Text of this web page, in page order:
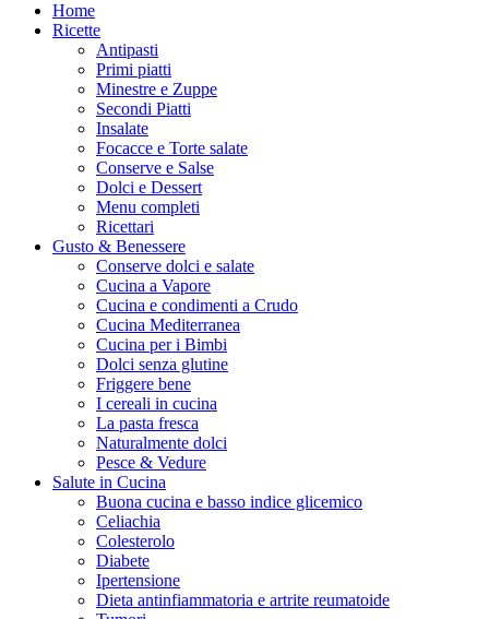
Home
Ricette
Antipasti
Primi piatti
Minestre e Zuppe
Secondi Piatti
Insalate
Focacce e Torte salate
Conserve e Salse
Dolci e Dessert
Menu completi
Ricettari
Gusto & Benessere
Conserve dolci e salate
Cucina a Vapore
Cucina e condimenti a Crudo
Cucina Mediterranea
Cucina per i Bimbi
Dolci senza glutine
Friggere bene
I cereali in cucina
La pasta fresca
Naturalmente dolci
Pesce & Vedure
Salute in Cucina
Buona cucina e basso indice glicemico
Celiachia
Colesterolo
Diabete
Ipertensione
Dieta antinfiammatoria e artrite reumatoide